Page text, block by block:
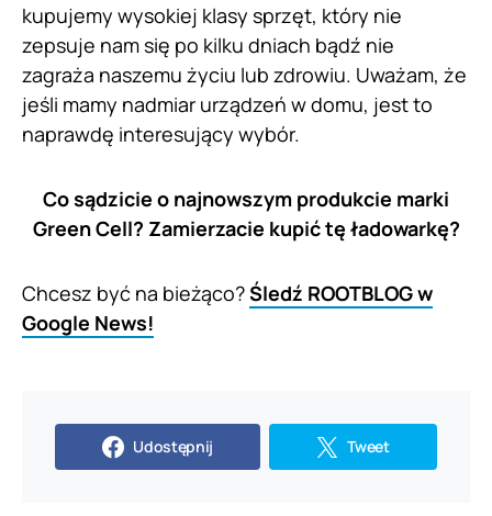
kupujemy wysokiej klasy sprzęt, który nie
zepsuje nam się po kilku dniach bądź nie
zagraża naszemu życiu lub zdrowiu. Uważam, że
jeśli mamy nadmiar urządzeń w domu, jest to
naprawdę interesujący wybór.
Co sądzicie o najnowszym produkcie marki
Green Cell? Zamierzacie kupić tę ładowarkę?
Chcesz być na bieżąco?Śledź ROOTBLOG w
Google News!
Udostępnij Tweet